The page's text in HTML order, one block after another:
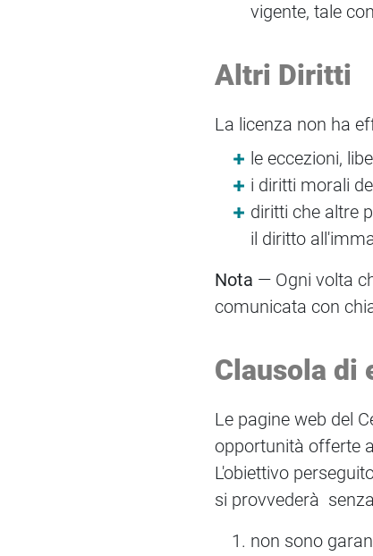
vigente, tale
Altri Diritti
La licenza non ha
le eccezioni,
i diritti morali
diritti che altre
il diritto
Nota — Ogni volta
comunicata con
Clausola di
Le pagine web del
opportunità offerte
L'obiettivo
si provvederà
non sono